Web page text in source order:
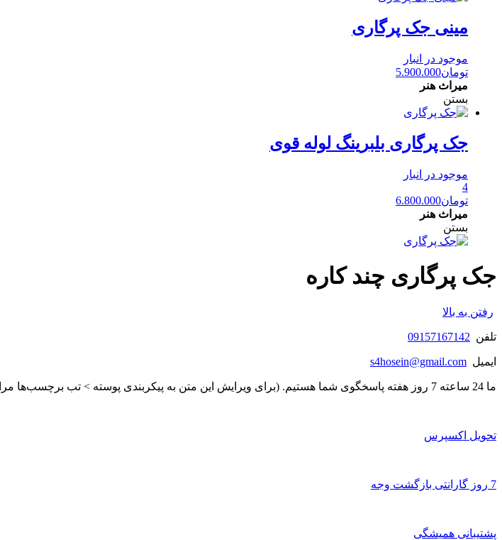
مینی جک پرگاری
موجود در انبار
تومان5.900.000
میراث هنر
بستن
جک پرگاری بلبرینگ لوله قوی
موجود در انبار
4
تومان6.800.000
میراث هنر
بستن
جک پرگاری چند کاره
رفتن به بالا
تلفن 09157167142
ایمیل s4hosein@gmail.com
ما 24 ساعته 7 روز هفته پاسخگوی شما هستیم. (برای ویرایش این متن به پیکربندی پوسته > تب برچسب‌ها مراجعه نمایید.)
تحویل اکسپرس
7 روز گارانتی بازگشت وجه
پشتیبانی همیشگی